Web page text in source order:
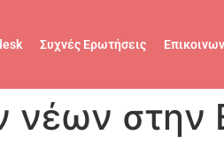
Συχνές Ερωτήσεις
νέων στην